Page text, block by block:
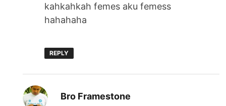
kahkahkah femes aku femess
hahahaha
REPLY
Bro Framestone